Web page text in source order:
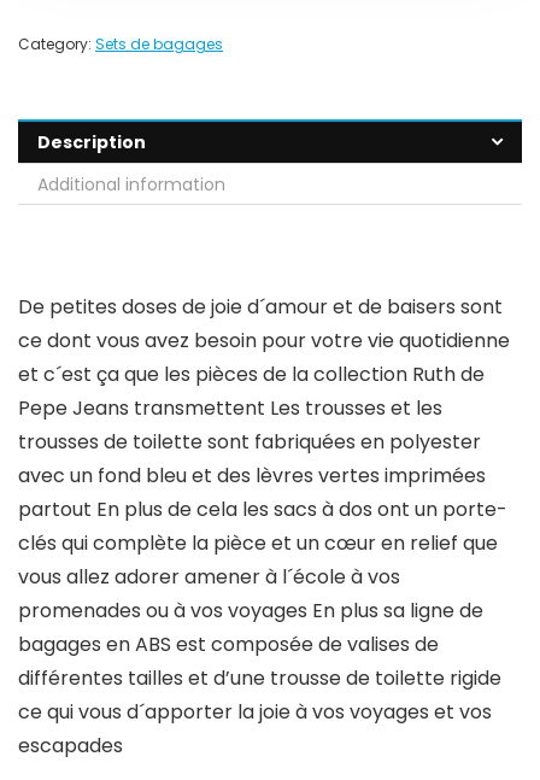
Category: Sets de bagages
Description
Additional information
De petites doses de joie d´amour et de baisers sont
ce dont vous avez besoin pour votre vie quotidienne
et c´est ça que les pièces de la collection Ruth de
Pepe Jeans transmettent Les trousses et les
trousses de toilette sont fabriquées en polyester
avec un fond bleu et des lèvres vertes imprimées
partout En plus de cela les sacs à dos ont un porte-
clés qui complète la pièce et un cœur en relief que
vous allez adorer amener à l´école à vos
promenades ou à vos voyages En plus sa ligne de
bagages en ABS est composée de valises de
différentes tailles et d’une trousse de toilette rigide
ce qui vous d´apporter la joie à vos voyages et vos
escapades